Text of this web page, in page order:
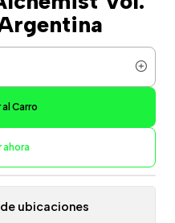
Carro
ahora
ubicaciones